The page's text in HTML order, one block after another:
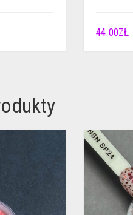
44.00ZŁ